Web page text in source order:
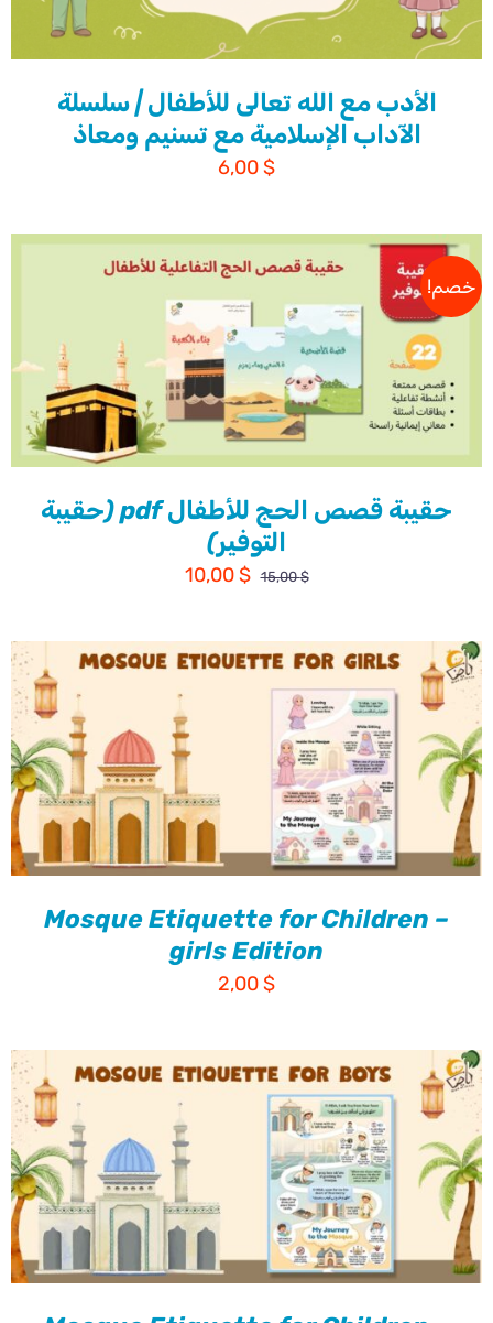
الأدب مع الله تعالى للأطفال | سلسلة
الآداب الإسلامية مع تسنيم ومعاذ
6,00$
خصم!
حقيبة قصص الحج للأطفال pdf (حقيبة
التوفير)
15,00$
السعر
هو:
15,00 $.
10,00$
السعر
هو:
10,00 $.
Mosque Etiquette for Children –
girls Edition
2,00$